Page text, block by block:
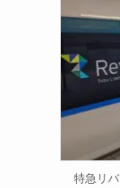
特急リ